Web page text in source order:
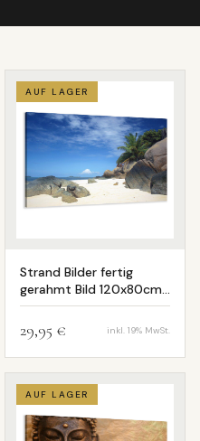
AUF LAGER
Strand Bilder fertig
gerahmt Bild 120x80cm
XXL 5005
29,95 € inkl. 19% MwSt.
AUF LAGER